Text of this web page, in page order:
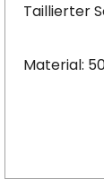
Taillierter
Material: